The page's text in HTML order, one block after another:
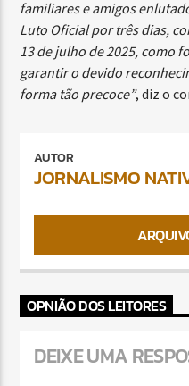
familiares e amigos
Luto Oficial por três dias,
13 de julho de 2025, como
garantir o devido
forma tão precoce”, diz o
AUTOR
JORNALISMO
OPNIÃO DOS LEITORES
DEIXE UMA